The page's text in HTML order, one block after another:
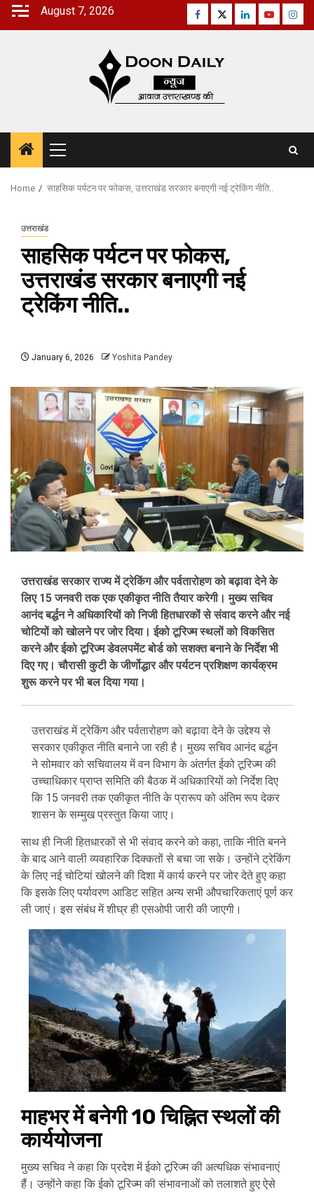
Skip
August 7, 2026 Facebook
TwitterLinkedinYoutube
Primary
Menu
Home साहसिक पर्यटन पर फोकस, उत्तराखंड सरकार बनाएगी नई ट्रेकिंग नीति..
उत्तराखंड
साहसिक पर्यटन पर फोकस,
उत्तराखंड सरकार बनाएगी नई
ट्रेकिंग नीति..
January 6, 2026 Yoshita Pandey
उत्तराखंड सरकार राज्य में ट्रेकिंग और पर्वतारोहण को बढ़ावा देने के
लिए 15 जनवरी तक एक एकीकृत नीति तैयार करेगी। मुख्य सचिव
आनंद बर्द्धन ने अधिकारियों को निजी हितधारकों से संवाद करने और नई
चोटियों को खोलने पर जोर दिया। ईको टूरिज्म स्थलों को विकसित
करने और ईको टूरिज्म डेवलपमेंट बोर्ड को सशक्त बनाने के निर्देश भी
दिए गए। चौरासी कुटी के जीर्णोद्धार और पर्यटन प्रशिक्षण कार्यक्रम
शुरू करने पर भी बल दिया गया।
उत्तराखंड में ट्रेकिंग और पर्वतारोहण को बढ़ावा देने के उद्देश्य से
सरकार एकीकृत नीति बनाने जा रही है। मुख्य सचिव आनंद बर्द्धन
ने सोमवार को सचिवालय में वन विभाग के अंतर्गत ईको टूरिज्म की
उच्चाधिकार प्राप्त समिति की बैठक में अधिकारियों को निर्देश दिए
कि 15 जनवरी तक एकीकृत नीति के प्रारूप को अंतिम रूप देकर
शासन के सम्मुख प्रस्तुत किया जाए।
साथ ही निजी हितधारकों से भी संवाद करने को कहा, ताकि नीति बनने
के बाद आने वाली व्यवहारिक दिक्कतों से बचा जा सके। उन्होंने ट्रेकिंग
के लिए नई चोटियां खोलने की दिशा में कार्य करने पर जोर देते हुए कहा
कि इसके लिए पर्यावरण आडिट सहित अन्य सभी औपचारिकताएं पूर्ण कर
ली जाएं। इस संबंध में शीघ्र ही एसओपी जारी की जाएगी।
माहभर में बनेगी 10 चिह्नित स्थलों की
कार्ययोजना
मुख्य सचिव ने कहा कि प्रदेश में ईको टूरिज्म की अत्यधिक संभावनाएं
हैं। उन्होंने कहा कि ईको टूरिज्म की संभावनाओं को तलाशते हुए ऐसे